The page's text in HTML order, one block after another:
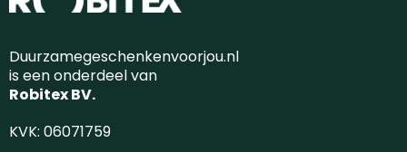
Duurzamegeschenkenvoorjou.nl
is een onderdeel van
Robitex BV.
KVK: 06071759